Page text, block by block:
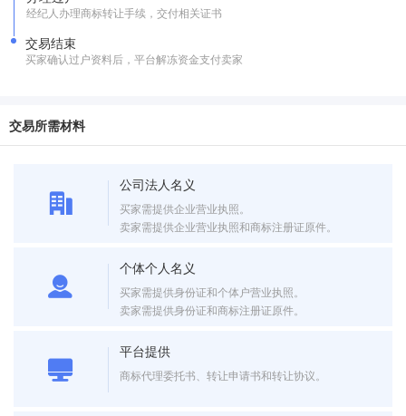
经纪人办理商标转让手续，交付相关证书
交易结束
买家确认过户资料后，平台解冻资金支付卖家
交易所需材料
公司法人名义
买家需提供企业营业执照。
卖家需提供企业营业执照和商标注册证原件。
个体个人名义
买家需提供身份证和个体户营业执照。
卖家需提供身份证和商标注册证原件。
平台提供
商标代理委托书、转让申请书和转让协议。